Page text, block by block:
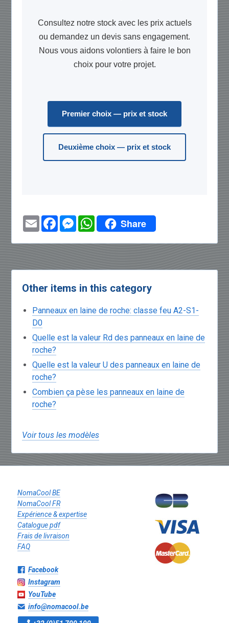
Consultez notre stock avec les prix actuels
ou demandez un devis sans engagement.
Nous vous aidons volontiers à faire le bon
choix pour votre projet.
Premier choix — prix et stock
Deuxième choix — prix et stock
Email FacebookMessenger
WhatsAppShare
Other items in this category
Panneaux en laine de roche: classe feu A2-S1-
D0
Quelle est la valeur Rd des panneaux en laine de
roche?
Quelle est la valeur U des panneaux en laine de
roche?
Combien ça pèse les panneaux en laine de
roche?
Voir tous les modèles
NomaCool BE
NomaCool FR
Expérience & expertise
Catalogue pdf
Frais de livraison
FAQ
Facebook
Instagram
YouTube
info@nomacool.be